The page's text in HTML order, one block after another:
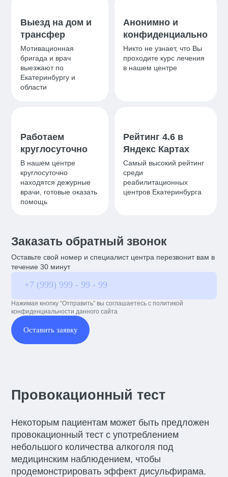
Выезд на дом и
трансфер
Мотивационная
бригада и врач
выезжают по
Екатеринбургу и
области
Анонимно и
конфиденциально
Никто не узнает, что Вы
проходите курс лечения
в нашем центре
Работаем
круглосуточно
В нашем центре
круглосуточно
находятся дежурные
врачи, готовые оказать
помощь
Рейтинг 4.6 в
Яндекс Картах
Самый высокий рейтинг
среди
реабилитационных
центров Екатеринбурга
Заказать обратный звонок
Оставьте свой номер и специалист центра перезвонит вам в
течение 30 минут
Нажимая кнопку “Отправить” вы соглашаетесь с политикой
конфиденциальности данного сайта
Оставить заявку
Провокационный тест
Некоторым пациентам может быть предложен
провокационный тест с употреблением
небольшого количества алкоголя под
медицинским наблюдением, чтобы
продемонстрировать эффект дисульфирама.